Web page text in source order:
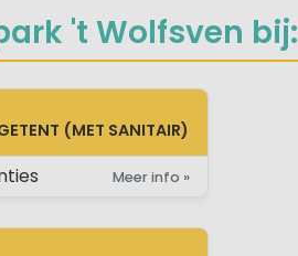
't Wolfsven bij:
(MET SANITAIR)
(MET SANITAIR)
Meer info »